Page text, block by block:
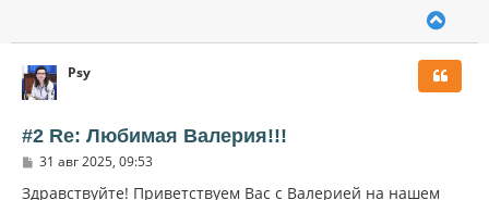
у
Psy
#2 Re: Любимая Валерия!!!
С
о
31 авг 2025, 09:53
Здравствуйте! Приветствуем Вас с Валерией на нашем